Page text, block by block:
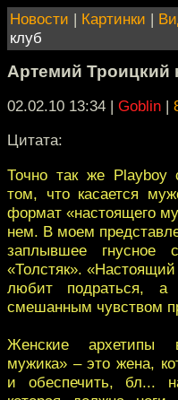
Новости | Картинки |
клуб
Артемий Троицкий
02.02.10 13:34 | Goblin |
Цитата:
Точно так же Playboy
том, что касается
формат «настоящего
нем. В моем
заплывшее гнусное
«Толстяк».
любит подраться,
смешанным чувством
Женские архетипы
мужика» – это жена,
и обеспечить, бл...